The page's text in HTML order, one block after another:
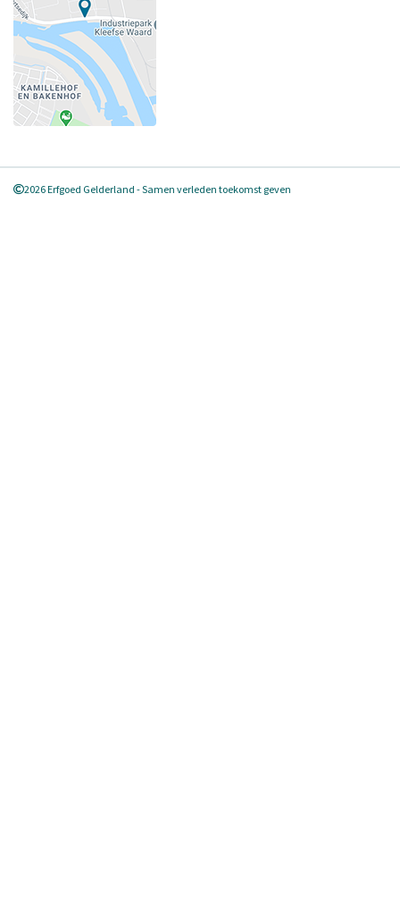
2026 Erfgoed Gelderland - Samen verleden toekomst geven